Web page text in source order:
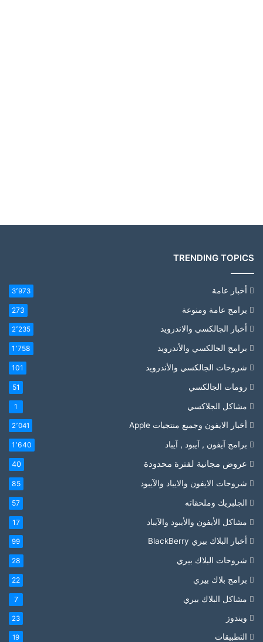
TRENDING TOPICS
أخبار عامة 3٬973
برامج عامة ومنوعة 273
أخبار الجالكسي والاندرويد 2٬235
برامج الجالكسي والأندرويد 1٬758
شروحات الجالكسي والأندرويد 101
رومات الجالكسي 51
مشاكل الجلاكسي 1
أخبار الايفون وجميع منتجيات Apple 2٬041
برامج آيفون , آيبود , آيباد 1٬640
عروض مجانية لفترة محدودة 40
شروحات الايفون والايباد والآيبود 85
الجلبريك وملحقاته 57
مشاكل الأيفون والأيبود والآيباد 17
أخبار البلاك بيري BlackBerry 99
شروحات البلاك بيري 28
برامج بلاك بيري 22
مشاكل البلاك بيري 7
ويندوز 23
التطبيقات 19